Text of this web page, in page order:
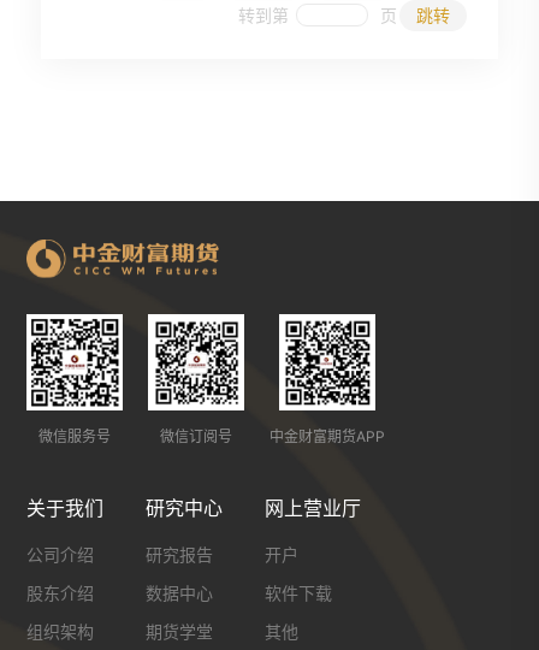
转到第
页 跳转
微信服务号 微信订阅号 中金财富期货APP
关于我们
公司介绍
股东介绍
组织架构
研究中心
研究报告
数据中心
期货学堂
网上营业厅
开户
软件下载
其他